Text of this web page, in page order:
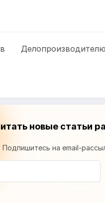
Делопроизводителю
новые статьи
Подпишитесь на email-